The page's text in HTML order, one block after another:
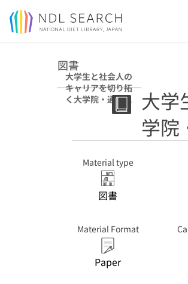
Jump to main content
図書
大学生と社会人の
キャリアを切り拓
く大学院・通信制
大学
学院
Material type
図書
Material Format
Paper